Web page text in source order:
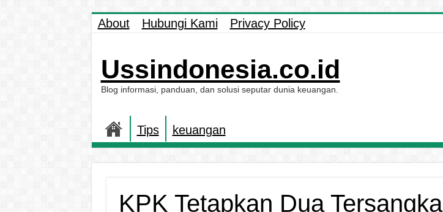
About Hubungi Kami Privacy Policy
Ussindonesia.co.id
Blog informasi, panduan, dan solusi seputar dunia keuangan.
Tips keuangan
KPK Tetapkan Dua Tersangka